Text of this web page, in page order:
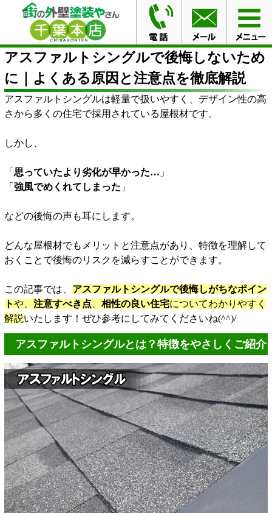
HOME ブログ
アスファルトシングルで後悔しないため
に｜よくある原因と注意点を徹底解説
アスファルトシングルで後悔しないため
に｜よくある原因と注意点を徹底解説
アスファルトシングルは軽量で扱いやすく、デザイン性の高
さから多くの住宅で採用されている屋根材です。
しかし、
「 思っていたより劣化が早かった… 」
「 強風でめくれてしまった 」
などの後悔の声も耳にします。
どんな屋根材でもメリットと注意点があり、特徴を理解して
おくことで後悔のリスクを減らすことができます。
この記事では、 アスファルトシングルで後悔しがちなポイン
トや、 注意すべき点、 相性の良い住宅についてわかりやすく
解説いたします！ぜひ参考にしてみてくださいね(^^)/
アスファルトシングルとは？特徴をやさしくご紹介